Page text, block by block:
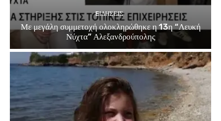
EΙΔΗΣΕΙΣ
Με μεγάλη συμμετοχή ολοκληρώθηκε η 13η “Λευκή
Νύχτα” Αλεξανδρούπολης